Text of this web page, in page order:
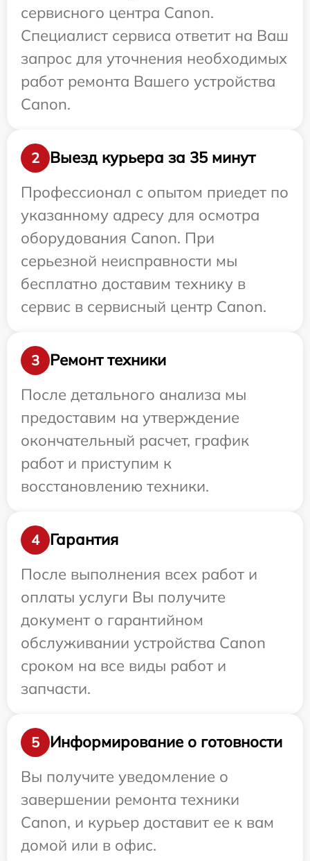
сервисного центра Canon.
Специалист сервиса ответит на Ваш
запрос для уточнения необходимых
работ ремонта Вашего устройства
Canon.
2
Выезд курьера за 35 минут
Профессионал с опытом приедет по
указанному адресу для осмотра
оборудования Canon. При
серьезной неисправности мы
бесплатно доставим технику в
сервис в сервисный центр Canon.
3
Ремонт техники
После детального анализа мы
предоставим на утверждение
окончательный расчет, график
работ и приступим к
восстановлению техники.
4
Гарантия
После выполнения всех работ и
оплаты услуги Вы получите
документ о гарантийном
обслуживании устройства Canon
сроком на все виды работ и
запчасти.
5
Информирование о готовности
Вы получите уведомление о
завершении ремонта техники
Canon, и курьер доставит ее к вам
домой или в офис.